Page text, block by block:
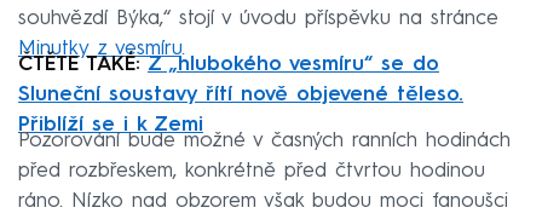
souhvězdí Býka,“ stojí v úvodu příspěvku na stránce
Minutky z vesmíru.
ČTĚTE TAKÉ: Z „hlubokého vesmíru“ se do
Sluneční soustavy řítí nově objevené těleso.
Přiblíží se i k Zemi
Pozorování bude možné v časných ranních hodinách
před rozbřeskem, konkrétně před čtvrtou hodinou
ráno. Nízko nad obzorem však budou moci fanoušci